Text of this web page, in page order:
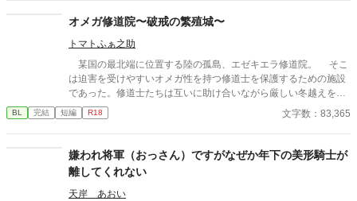
オメガ修道院〜破戒の繁殖城〜
トマトふぁ之助
某国の最北端に位置する陸の孤島、エゼキエラ修道院。 そこ
は迫害を受けやすいオメガ性を持つ修道士を保護するための施設
であった。修道士たちは互いに助け合いながら厳しい冬越えを行
っていたが、ある夜の訪問者によってその平穏な生活は終焉を迎
える。 聖なる家で嬲られる哀れな修道士たち。アルファ性の兵
躙し尽くしていく。その裏に棲まうものの正体とは。
BL 完結 短編 R18 文字数：83,365
嫌われ将軍（おっさん）ですがなぜか年下の美形騎士が
離してくれない
天岸 あおい